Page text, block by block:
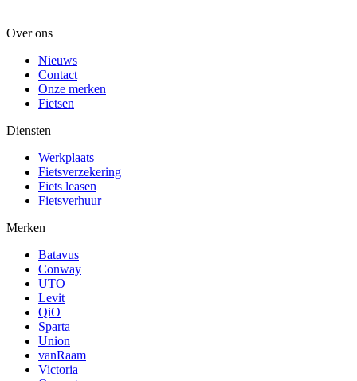
Over ons
Nieuws
Contact
Onze merken
Fietsen
Diensten
Werkplaats
Fietsverzekering
Fiets leasen
Fietsverhuur
Merken
Batavus
Conway
UTO
Levit
QiO
Sparta
Union
vanRaam
Victoria